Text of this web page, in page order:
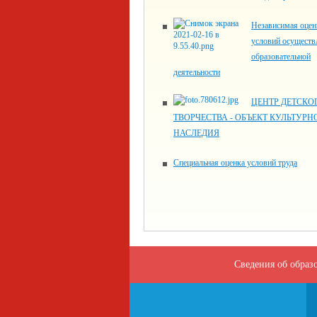
Независимая
условий
образовательной
деятельности
ЦЕНТР
ТВОРЧЕСТВА - ОБЪЕКТ
НАСЛЕДИЯ
Специальная оценка условий труда
Сведения об